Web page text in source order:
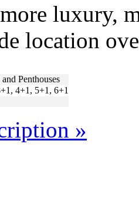
luxury,
location
Penthouses
4+1, 5+1, 6+1
»